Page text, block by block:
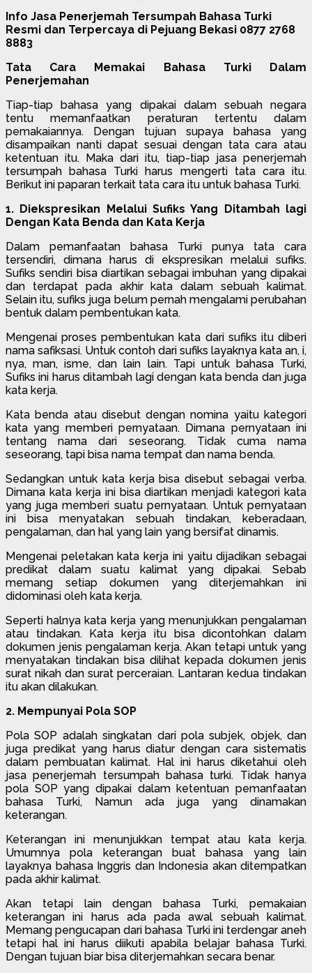
Info Jasa Penerjemah Tersumpah Bahasa Turki
Resmi dan Terpercaya di Pejuang Bekasi 0877 2768
8883
Tata Cara Memakai Bahasa Turki Dalam
Penerjemahan
Tiap-tiap bahasa yang dipakai dalam sebuah negara
tentu memanfaatkan peraturan tertentu dalam
pemakaiannya. Dengan tujuan supaya bahasa yang
disampaikan nanti dapat sesuai dengan tata cara atau
ketentuan itu. Maka dari itu, tiap-tiap jasa penerjemah
tersumpah bahasa Turki harus mengerti tata cara itu.
Berikut ini paparan terkait tata cara itu untuk bahasa Turki.
1. Diekspresikan Melalui Sufiks Yang Ditambah lagi
Dengan Kata Benda dan Kata Kerja
Dalam pemanfaatan bahasa Turki punya tata cara
tersendiri, dimana harus di ekspresikan melalui sufiks.
Sufiks sendiri bisa diartikan sebagai imbuhan yang dipakai
dan terdapat pada akhir kata dalam sebuah kalimat.
Selain itu, sufiks juga belum pernah mengalami perubahan
bentuk dalam pembentukan kata.
Mengenai proses pembentukan kata dari sufiks itu diberi
nama safiksasi. Untuk contoh dari sufiks layaknya kata an, i,
nya, man, isme, dan lain lain. Tapi untuk bahasa Turki,
Sufiks ini harus ditambah lagi dengan kata benda dan juga
kata kerja.
Kata benda atau disebut dengan nomina yaitu kategori
kata yang memberi pernyataan. Dimana pernyataan ini
tentang nama dari seseorang. Tidak cuma nama
seseorang, tapi bisa nama tempat dan nama benda.
Sedangkan untuk kata kerja bisa disebut sebagai verba.
Dimana kata kerja ini bisa diartikan menjadi kategori kata
yang juga memberi suatu pernyataan. Untuk pernyataan
ini bisa menyatakan sebuah tindakan, keberadaan,
pengalaman, dan hal yang lain yang bersifat dinamis.
Mengenai peletakan kata kerja ini yaitu dijadikan sebagai
predikat dalam suatu kalimat yang dipakai. Sebab
memang setiap dokumen yang diterjemahkan ini
didominasi oleh kata kerja.
Seperti halnya kata kerja yang menunjukkan pengalaman
atau tindakan. Kata kerja itu bisa dicontohkan dalam
dokumen jenis pengalaman kerja. Akan tetapi untuk yang
menyatakan tindakan bisa dilihat kepada dokumen jenis
surat nikah dan surat perceraian. Lantaran kedua tindakan
itu akan dilakukan.
2. Mempunyai Pola SOP
Pola SOP adalah singkatan dari pola subjek, objek, dan
juga predikat yang harus diatur dengan cara sistematis
dalam pembuatan kalimat. Hal ini harus diketahui oleh
jasa penerjemah tersumpah bahasa turki. Tidak hanya
pola SOP yang dipakai dalam ketentuan pemanfaatan
bahasa Turki, Namun ada juga yang dinamakan
keterangan.
Keterangan ini menunjukkan tempat atau kata kerja.
Umumnya pola keterangan buat bahasa yang lain
layaknya bahasa Inggris dan Indonesia akan ditempatkan
pada akhir kalimat.
Akan tetapi lain dengan bahasa Turki, pemakaian
keterangan ini harus ada pada awal sebuah kalimat.
Memang pengucapan dari bahasa Turki ini terdengar aneh
tetapi hal ini harus diikuti apabila belajar bahasa Turki.
Dengan tujuan biar bisa diterjemahkan secara benar.